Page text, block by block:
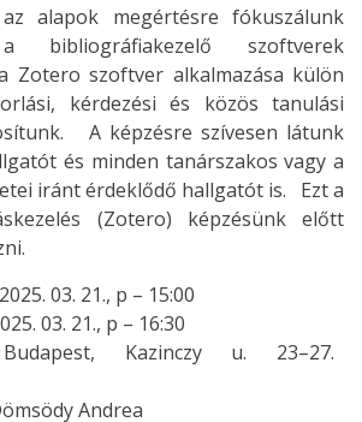
alapok megértésre fókuszálunk
bibliográfiakezelő szoftverek
Zotero szoftver alkalmazása külön
kérdezési és közös tanulási
A képzésre szívesen látunk
és minden tanárszakos vagy a
iránt érdeklődő hallgatót is. Ezt a
(Zotero) képzésünk előtt
2025. 03. 21., p – 15:00
03. 21., p – 16:30
Kazinczy u. 23–27.
Andrea